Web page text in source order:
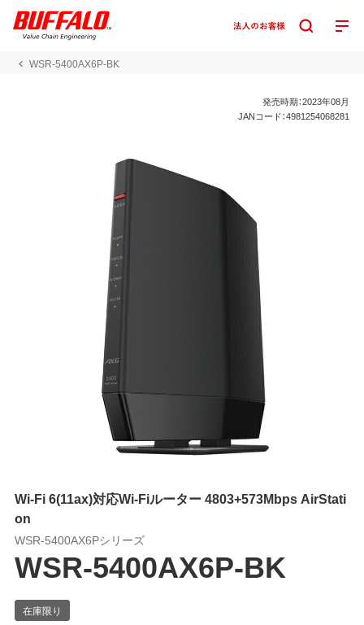
WSR-5400AX6P-BK
発売時期：2023年08月
JANコード：4981254068281
Wi-Fi 6(11ax)対応Wi-Fiルーター 4803+573Mbps AirStati
on
WSR-5400AX6Pシリーズ
WSR-5400AX6P-BK